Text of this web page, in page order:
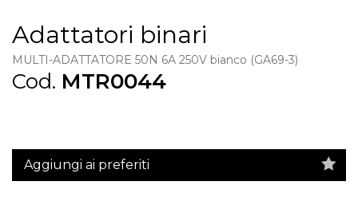
Adattatori binari
MULTI-ADATTATORE 50N 6A 250V bianco (GA69-3)
Cod. MTR0044
Aggiungi ai preferiti